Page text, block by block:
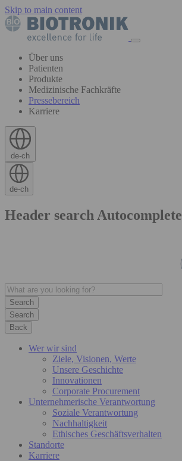
Skip to main content
Über uns
Patienten
Produkte
Medizinische Fachkräfte
Pressebereich
Karriere
de-ch
de-ch
Header search Autocomplete
Search
Back
Wer wir sind
Ziele, Visionen, Werte
Unsere Geschichte
Innovationen
Corporate Procurement
Unternehmerische Verantwortung
Soziale Verantwortung
Nachhaltigkeit
Ethisches Geschäftsverhalten
Standorte
Karriere